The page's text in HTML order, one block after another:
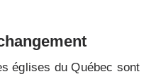
églises du Québec sont